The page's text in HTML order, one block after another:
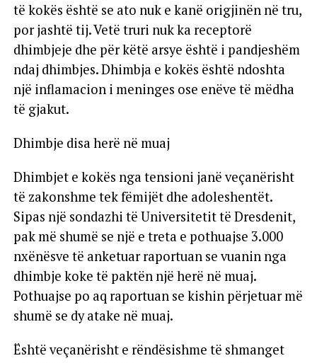
të kokës është se ato nuk e kanë origjinën në tru,
por jashtë tij. Vetë truri nuk ka receptorë
dhimbjeje dhe për këtë arsye është i pandjeshëm
ndaj dhimbjes. Dhimbja e kokës është ndoshta
një inflamacion i meninges ose enëve të mëdha
të gjakut.
Dhimbje disa herë në muaj
Dhimbjet e kokës nga tensioni janë veçanërisht
të zakonshme tek fëmijët dhe adoleshentët.
Sipas një sondazhi të Universitetit të Dresdenit,
pak më shumë se një e treta e pothuajse 3.000
nxënësve të anketuar raportuan se vuanin nga
dhimbje koke të paktën një herë në muaj.
Pothuajse po aq raportuan se kishin përjetuar më
shumë se dy atake në muaj.
Është veçanërisht e rëndësishme të shmanget